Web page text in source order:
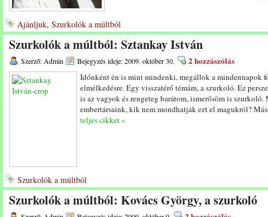
Ajánljuk, Szurkolók a múltból
Szurkolók a múltból: Sztankay István
Szerző: Admin Bejegyzés ideje: 2009. október 30. 2 hozzászólás
Időnként én is mint mindenki, megállok a mindennapok
elmélkedésre. Egy visszatérő témám, a szurkoló. Ez
is az vagyok és rengeteg barátom, ismerősöm is
embertársaink, kik nem mondhatják ezt el magukról?
teljes cikket »
Szurkolók a múltból
Szurkolók a múltból: Kovács György, a szurkoló